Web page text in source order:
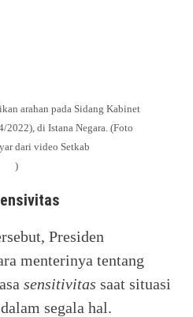
arahan pada Sidang Kabinet
2022), di Istana Negara. (Foto
dari video Setkab
)
Presiden
menterinya tentang
sensitivitas saat situasi
segala hal.